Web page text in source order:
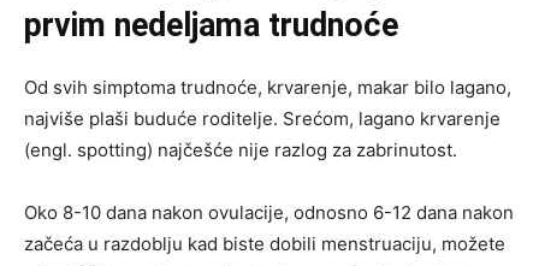
prvim nedeljama trudnoće
Od svih simptoma trudnoće, krvarenje, makar bilo lagano,
najviše plaši buduće roditelje. Srećom, lagano krvarenje
(engl. spotting) najčešće nije razlog za zabrinutost.
Oko 8-10 dana nakon ovulacije, odnosno 6-12 dana nakon
začeća u razdoblju kad biste dobili menstruaciju, možete